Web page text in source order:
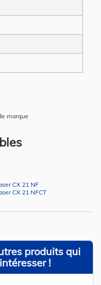
marque
CX 21 NF
CX 21 NFCT
produits qui
!